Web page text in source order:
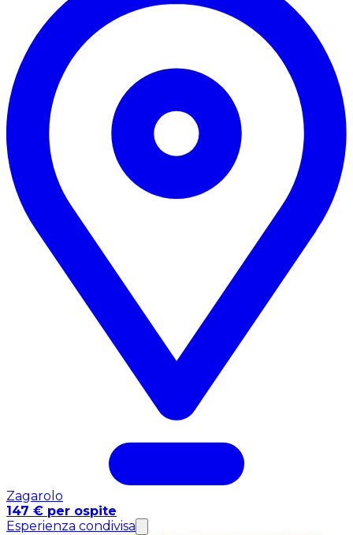
Zagarolo
147 € per ospite
Esperienza condivisa